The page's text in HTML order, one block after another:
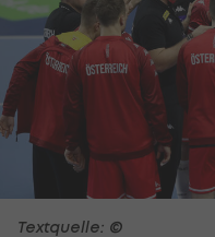
Textquelle: ©